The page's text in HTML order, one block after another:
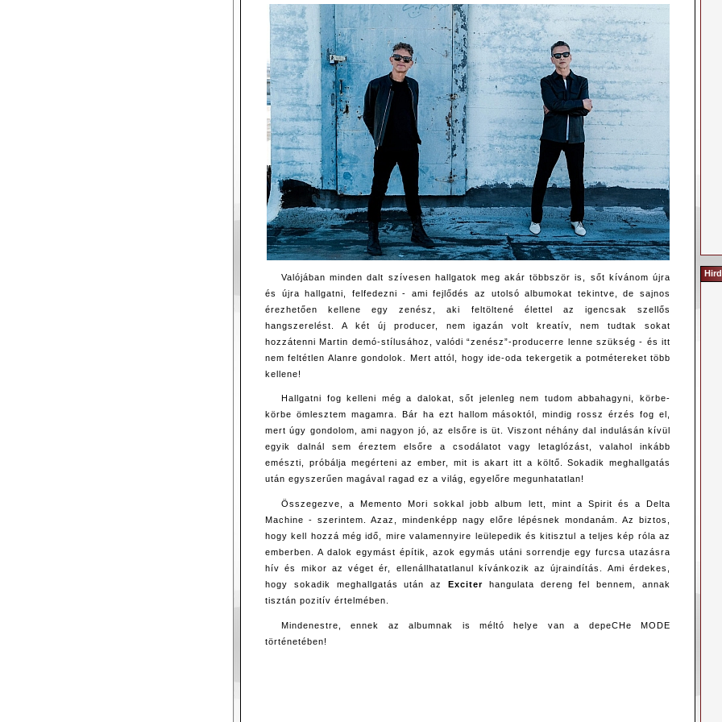
Valójában minden dalt szívesen hallgatok meg akár többször is, sőt kívánom újra
és újra hallgatni, felfedezni - ami fejlődés az utolsó albumokat tekintve, de sajnos
érezhetően kellene egy zenész, aki feltöltené élettel az igencsak szellős
hangszerelést. A két új producer, nem igazán volt kreatív, nem tudtak sokat
hozzátenni Martin demó-stílusához, valódi “zenész”-producerre lenne szükség - és itt
nem feltétlen Alanre gondolok. Mert attól, hogy ide-oda tekergetik a potmétereket több
kellene!
Hallgatni fog kelleni még a dalokat, sőt jelenleg nem tudom abbahagyni, körbe-
körbe ömlesztem magamra. Bár ha ezt hallom másoktól, mindig rossz érzés fog el,
mert úgy gondolom, ami nagyon jó, az elsőre is üt. Viszont néhány dal indulásán kívül
egyik dalnál sem éreztem elsőre a csodálatot vagy letaglózást, valahol inkább
emészti, próbálja megérteni az ember, mit is akart itt a költő. Sokadik meghallgatás
után egyszerűen magával ragad ez a világ, egyelőre megunhatatlan!
Összegezve, a Memento Mori sokkal jobb album lett, mint a Spirit és a Delta
Machine - szerintem. Azaz, mindenképp nagy előre lépésnek mondanám. Az biztos,
hogy kell hozzá még idő, mire valamennyire leülepedik és kitisztul a teljes kép róla az
emberben. A dalok egymást építik, azok egymás utáni sorrendje egy furcsa utazásra
hív és mikor az véget ér, ellenállhatatlanul kívánkozik az újraindítás. Ami érdekes,
hogy sokadik meghallgatás után az Exciter hangulata dereng fel bennem, annak
tisztán pozitív értelmében.
Mindenestre, ennek az albumnak is méltó helye van a depeCHe MODE
történetében!